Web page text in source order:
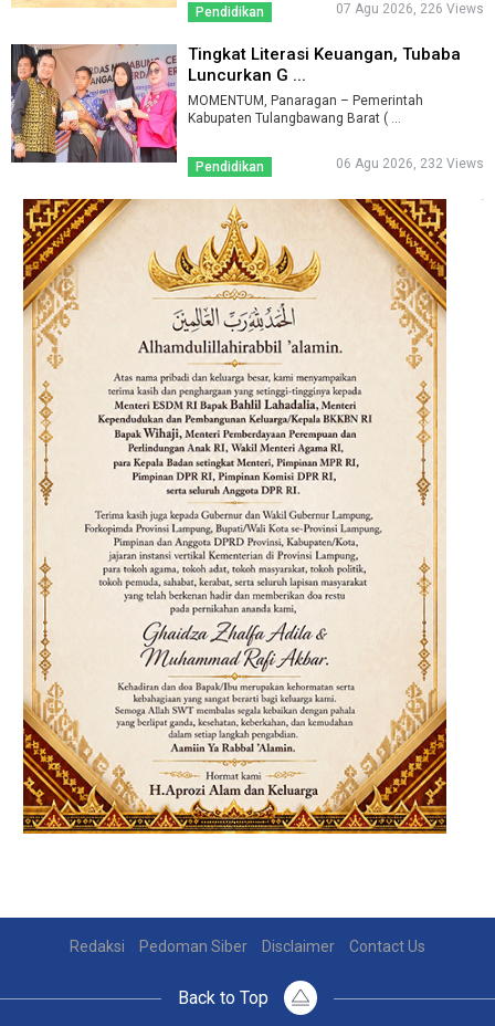
Pendidikan 07 Agu 2026, 226 Views
Tingkat Literasi Keuangan, Tubaba
Luncurkan G ...
MOMENTUM, Panaragan – Pemerintah
Kabupaten Tulangbawang Barat ( ...
Pendidikan 06 Agu 2026, 232 Views
Redaksi Pedoman Siber Disclaimer Contact Us
Back to Top